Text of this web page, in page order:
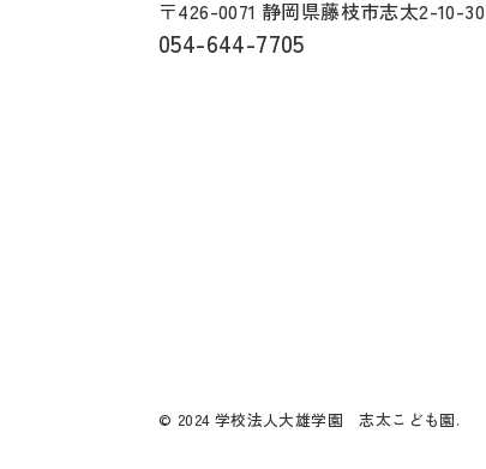
〒426-0071 静岡県藤枝市志太2-10-30
054-644-7705
© 2024 学校法人大雄学園 志太こども園.